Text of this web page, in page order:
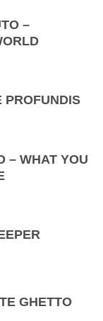
–
PROFUNDIS
– WHAT YOU
GHETTO